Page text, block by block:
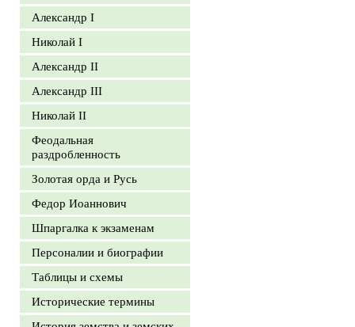
Александр I
Николай I
Александр II
Александр III
Николай II
Феодальная
раздробленность
Золотая орда и Русь
Федор Иоаннович
Шпаргалка к экзаменам
Персоналии и биографии
Таблицы и схемы
Исторические термины